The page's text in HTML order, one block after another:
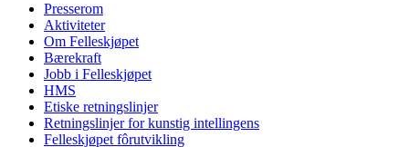
Presserom
Aktiviteter
Om Felleskjøpet
Bærekraft
Jobb i Felleskjøpet
HMS
Etiske retningslinjer
Retningslinjer for kunstig intellingens
Felleskjøpet fôrutvikling